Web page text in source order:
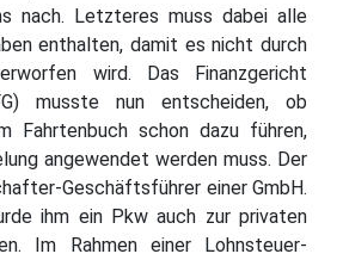
nach. Letzteres muss dabei alle
enthalten, damit es nicht durch
wird. Das Finanzgericht
musste nun entscheiden, ob
Fahrtenbuch schon dazu führen,
angewendet werden muss. Der
Geschäftsführer einer GmbH.
ihm ein Pkw auch zur privaten
Im Rahmen einer Lohnsteuer-